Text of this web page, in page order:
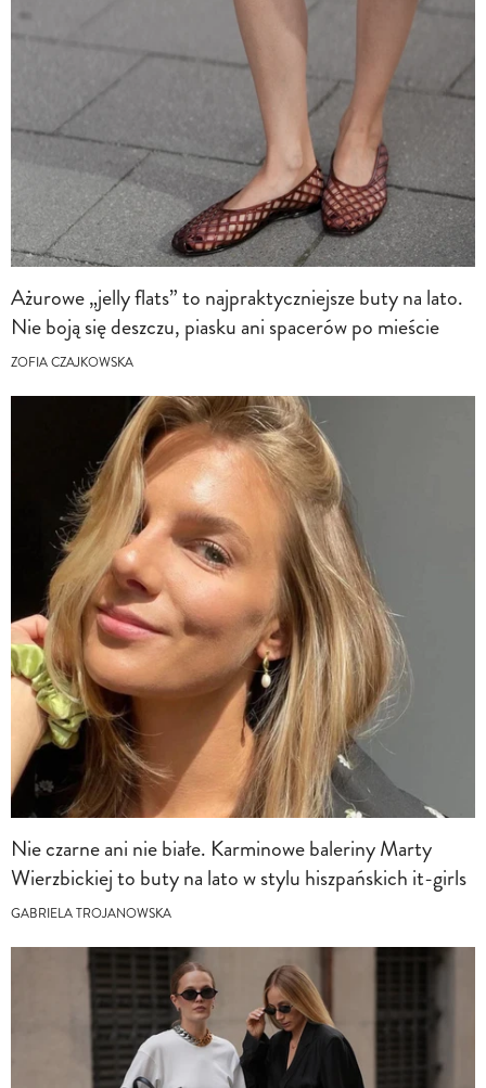
Ażurowe „jelly flats” to najpraktyczniejsze buty na lato.
Nie boją się deszczu, piasku ani spacerów po mieście
ZOFIA CZAJKOWSKA
Nie czarne ani nie białe. Karminowe baleriny Marty
Wierzbickiej to buty na lato w stylu hiszpańskich it-girls
GABRIELA TROJANOWSKA